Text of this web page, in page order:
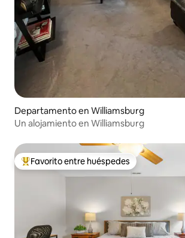
Departamento en Williamsburg
Un alojamiento en Williamsburg
De los mejores en Favorito entre huéspedes
Favorito entre huéspedes